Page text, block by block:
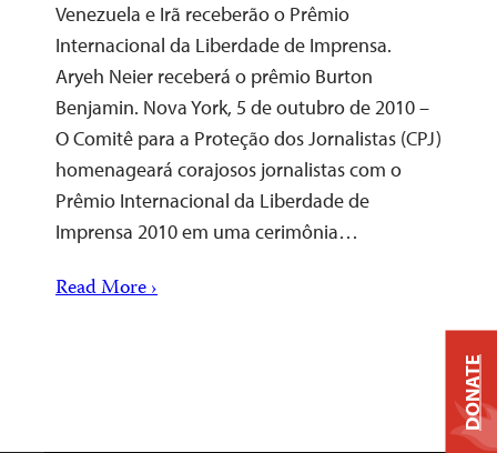
Venezuela e Irã receberão o Prêmio
Internacional da Liberdade de Imprensa.
Aryeh Neier receberá o prêmio Burton
Benjamin. Nova York, 5 de outubro de 2010 –
O Comitê para a Proteção dos Jornalistas (CPJ)
homenageará corajosos jornalistas com o
Prêmio Internacional da Liberdade de
Imprensa 2010 em uma cerimônia…
Read More ›
DONATE